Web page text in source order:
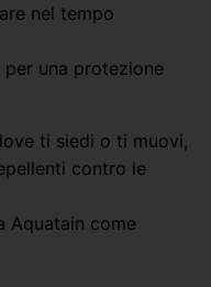
nel tempo
una protezione
ti siedi o ti muovi,
contro le
Aquatain come